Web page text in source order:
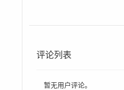
评论列表
暂无用户评论。